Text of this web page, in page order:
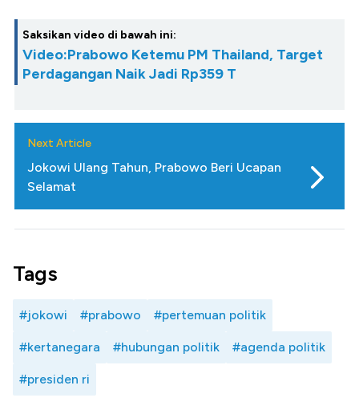
Saksikan video di bawah ini:
Video:Prabowo Ketemu PM Thailand, Target
Perdagangan Naik Jadi Rp359 T
Next Article
Jokowi Ulang Tahun, Prabowo Beri Ucapan
Selamat
Tags
#jokowi #prabowo #pertemuan politik
#kertanegara #hubungan politik #agenda politik
#presiden ri